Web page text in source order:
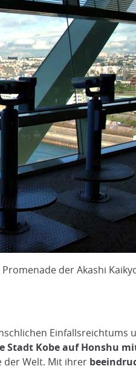
der Akashi
Einfallsreichtums
Stadt Kobe auf Honshu
der Welt. Mit ihrer